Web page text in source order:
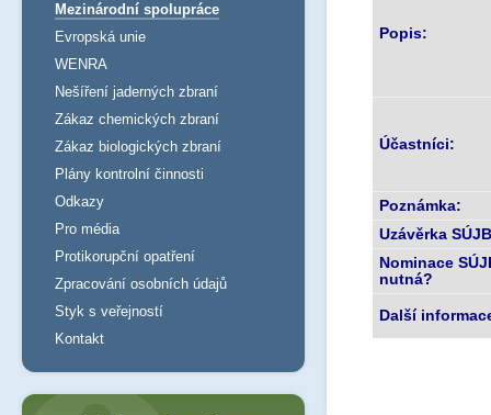
Popis:
Účastníci:
Poznámka:
Uzávěrka
Nominace
nutná?
Další
Mezinárodní spolupráce
Evropská unie
WENRA
Nešíření jaderných zbraní
Zákaz chemických zbraní
Zákaz biologických zbraní
Plány kontrolní činnosti
Odkazy
Pro média
Protikorupční opatření
Zpracování osobních údajů
Styk s veřejností
Kontakt